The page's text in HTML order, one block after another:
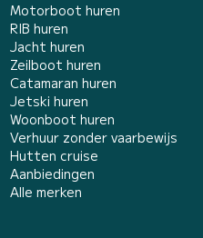
Motorboot huren
RIB huren
Jacht huren
Zeilboot huren
Catamaran huren
Jetski huren
Woonboot huren
Verhuur zonder vaarbewijs
Hutten cruise
Aanbiedingen
Alle merken